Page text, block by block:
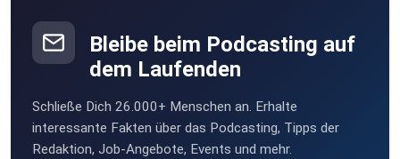
Bleibe beim Podcasting auf
dem Laufenden
Schließe Dich 26.000+ Menschen an. Erhalte
interessante Fakten über das Podcasting, Tipps der
Redaktion, Job-Angebote, Events und mehr.